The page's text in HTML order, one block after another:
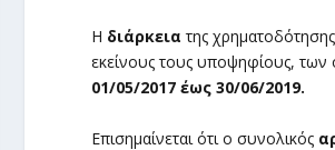
Η διάρκειατης
εκείνους τους υποψηφίους, των
01/05/2017 έως 30/06/2019.
Επισημαίνεται ότι ο συνολικός